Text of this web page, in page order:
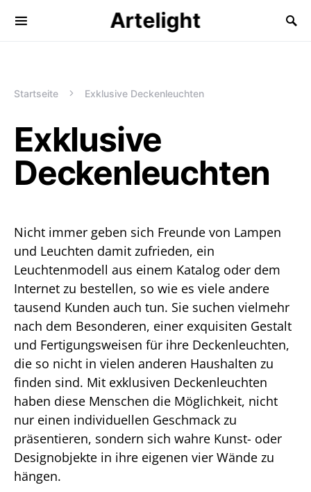
Artelight
Startseite Exklusive Deckenleuchten
Exklusive
Deckenleuchten
Nicht immer geben sich Freunde von Lampen
und Leuchten damit zufrieden, ein
Leuchtenmodell aus einem Katalog oder dem
Internet zu bestellen, so wie es viele andere
tausend Kunden auch tun. Sie suchen vielmehr
nach dem Besonderen, einer exquisiten Gestalt
und Fertigungsweisen für ihre Deckenleuchten,
die so nicht in vielen anderen Haushalten zu
finden sind. Mit exklusiven Deckenleuchten
haben diese Menschen die Möglichkeit, nicht
nur einen individuellen Geschmack zu
präsentieren, sondern sich wahre Kunst- oder
Designobjekte in ihre eigenen vier Wände zu
hängen.